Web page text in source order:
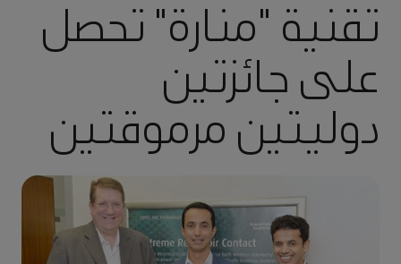
تقنية "منارة" تحصل
على جائزتين
دوليتين مرموقتين